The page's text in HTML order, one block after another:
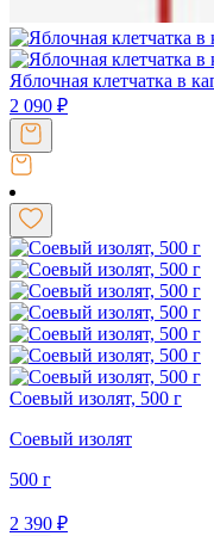
Яблочная клетчатка в
2 090 ₽
Соевый изолят, 500 г
Соевый изолят
500 г
2 390 ₽